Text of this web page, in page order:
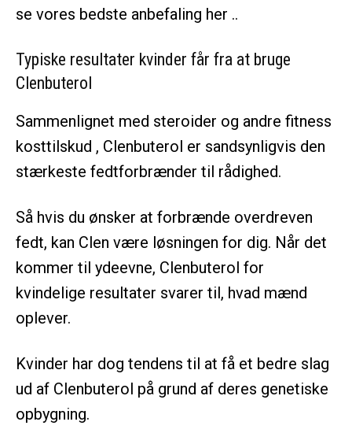
se vores bedste anbefaling her ..
Typiske resultater kvinder får fra at bruge
Clenbuterol
Sammenlignet med steroider og andre fitness
kosttilskud , Clenbuterol er sandsynligvis den
stærkeste fedtforbrænder til rådighed.
Så hvis du ønsker at forbrænde overdreven
fedt, kan Clen være løsningen for dig. Når det
kommer til ydeevne, Clenbuterol for
kvindelige resultater svarer til, hvad mænd
oplever.
Kvinder har dog tendens til at få et bedre slag
ud af Clenbuterol på grund af deres genetiske
opbygning.